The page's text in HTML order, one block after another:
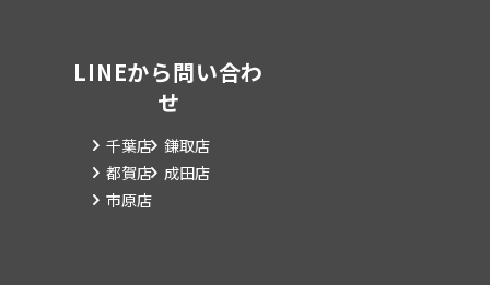
LINEから問い合わ
せ
千葉店 鎌取店
都賀店
成田店
市原店